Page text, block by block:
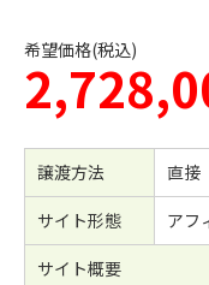
希望価格(税込)
譲渡方法
直接
サイト形態
アフ
サイト概要